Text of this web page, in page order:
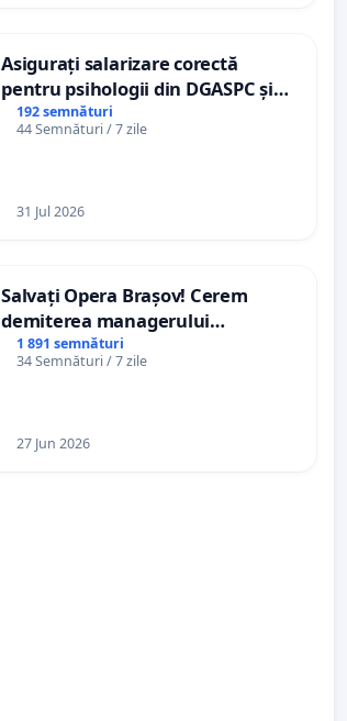
Asigurați salarizare corectă
pentru psihologii din DGASPC și
spitale
192 semnături
44 Semnături / 7 zile
31 Jul 2026
Salvați Opera Brașov! Cerem
demiterea managerului
interimar, Petrean Lucian-Marius!
1 891 semnături
34 Semnături / 7 zile
27 Jun 2026